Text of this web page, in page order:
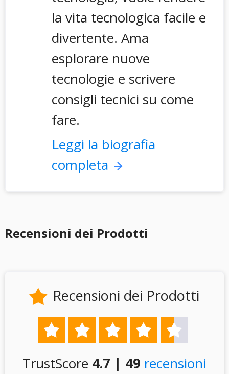
la vita tecnologica facile e
divertente. Ama
esplorare nuove
tecnologie e scrivere
consigli tecnici su come
fare.
Leggi la biografia
completa
Recensioni dei Prodotti
 Recensioni dei Prodotti
    
TrustScore 4.7 | 49 recensioni